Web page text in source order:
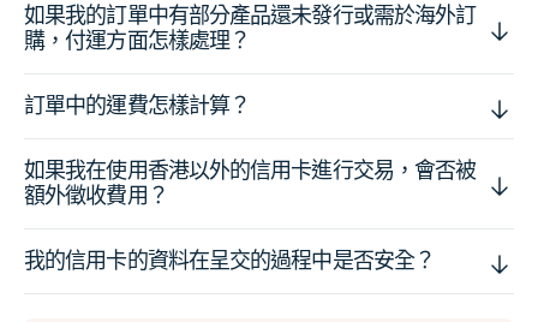
如果我的訂單中有部分產品還未發行或需於海外訂
購，付運方面怎樣處理？
訂單中的運費怎樣計算？
如果我在使用香港以外的信用卡進行交易，會否被
額外徵收費用？
我的信用卡的資料在呈交的過程中是否安全？